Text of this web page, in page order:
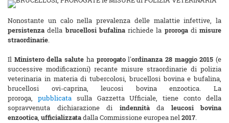
Nonostante un calo nella prevalenza delle malattie infettive, la
persistenza dellabrucellosi bufalinarichiede la prorogadi misure
straordinarie.
Il Ministero della salute ha prorogatol'ordinanza 28 maggio 2015 (e
successive modificazioni) recante misure straordinarie di polizia
veterinaria in materia di tubercolosi, brucellosi bovina e bufalina,
brucellosi ovi-caprina, leucosi bovina enzootica. La
proroga, pubblicatasulla Gazzetta Ufficiale, tiene conto della
sopravvenuta dichiarazione di indennitàda leucosi bovina
enzootica, ufficializzatadalla Commissione europea nel2017.